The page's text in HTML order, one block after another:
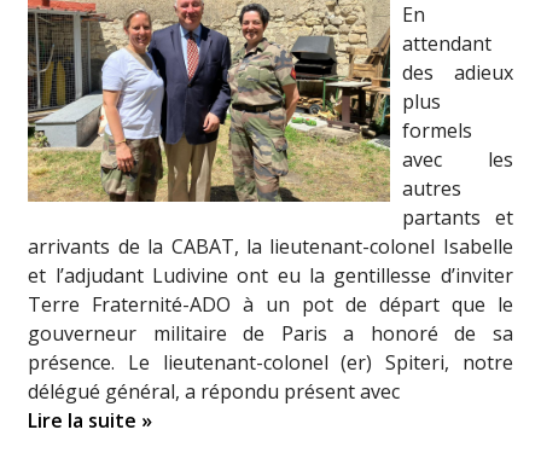
En
attendant
des adieux
plus
formels
avec les
autres
partants et
arrivants de la CABAT, la lieutenant-colonel Isabelle
et l’adjudant Ludivine ont eu la gentillesse d’inviter
Terre Fraternité-ADO à un pot de départ que le
gouverneur militaire de Paris a honoré de sa
présence. Le lieutenant-colonel (er) Spiteri, notre
délégué général, a répondu présent avec
Lire la suite »